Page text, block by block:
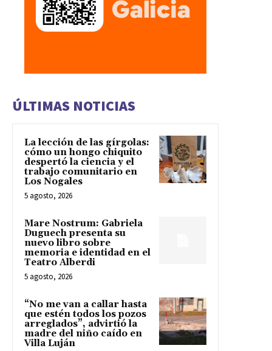
ÚLTIMAS NOTICIAS
La lección de las gírgolas:
cómo un hongo chiquito
despertó la ciencia y el
trabajo comunitario en
Los Nogales
5 agosto, 2026
Mare Nostrum: Gabriela
Duguech presenta su
nuevo libro sobre
memoria e identidad en el
Teatro Alberdi
5 agosto, 2026
“No me van a callar hasta
que estén todos los pozos
arreglados”, advirtió la
madre del niño caído en
Villa Luján